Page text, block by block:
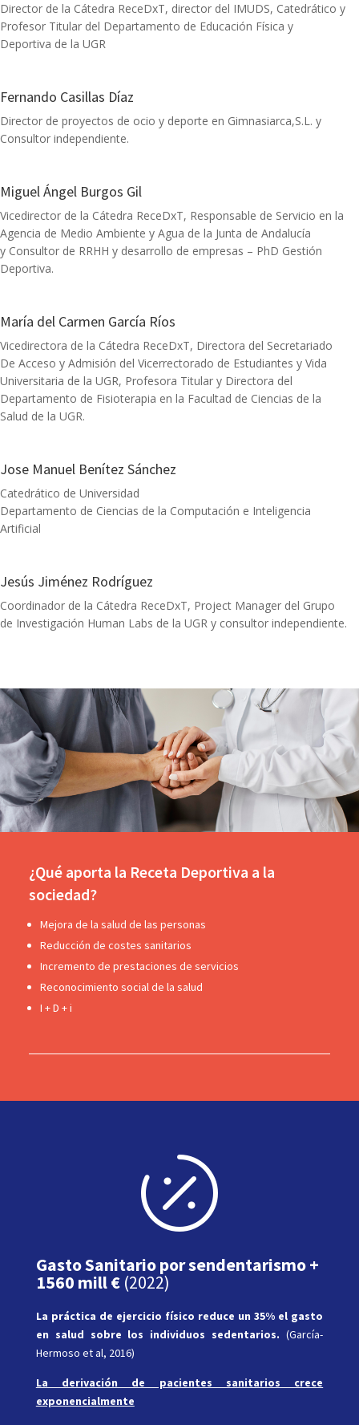
Director de la Cátedra ReceDxT, director del IMUDS, Catedrático y
Profesor Titular del Departamento de Educación Física y
Deportiva de la UGR
Fernando Casillas Díaz
Director de proyectos de ocio y deporte en Gimnasiarca,S.L. y
Consultor independiente.
Miguel Ángel Burgos Gil
Vicedirector de la Cátedra ReceDxT, Responsable de Servicio en la
Agencia de Medio Ambiente y Agua de la Junta de Andalucía
y Consultor de RRHH y desarrollo de empresas – PhD Gestión
Deportiva.
María del Carmen García Ríos
Vicedirectora de la Cátedra ReceDxT, Directora del Secretariado
De Acceso y Admisión del Vicerrectorado de Estudiantes y Vida
Universitaria de la UGR, Profesora Titular y Directora del
Departamento de Fisioterapia en la Facultad de Ciencias de la
Salud de la UGR.
Jose Manuel Benítez Sánchez
Catedrático de Universidad
Departamento de Ciencias de la Computación e Inteligencia
Artificial
Jesús Jiménez Rodríguez
Coordinador de la Cátedra ReceDxT, Project Manager del Grupo
de Investigación Human Labs de la UGR y consultor independiente.
¿Qué aporta la Receta Deportiva a la
sociedad?
Mejora de la salud de las personas
Reducción de costes sanitarios
Incremento de prestaciones de servicios
Reconocimiento social de la salud
I + D + i

Gasto Sanitario por sendentarismo +
1560 mill €(2022)
La práctica de ejercicio físico reduce un 35% el gasto
en salud sobre los individuos sedentarios. (García-
Hermoso et al, 2016)
La derivación de pacientes sanitarios crece
exponencialmente